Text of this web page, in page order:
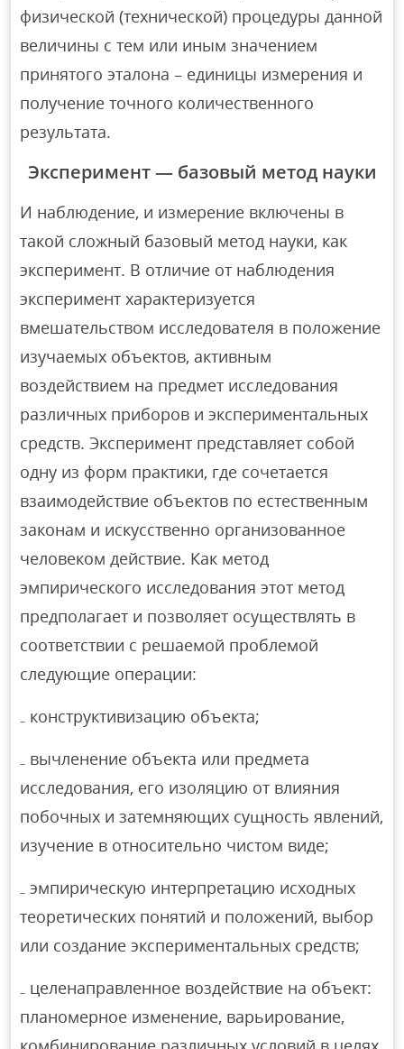
физической (технической) процедуры данной
величины с тем или иным значением
принятого эталона – единицы измерения и
получение точного количественного
результата.
Эксперимент — базовый метод науки
И наблюдение, и измерение включены в
такой сложный базовый метод науки, как
эксперимент. В отличие от наблюдения
эксперимент характеризуется
вмешательством исследователя в положение
изучаемых объектов, активным
воздействием на предмет исследования
различных приборов и экспериментальных
средств. Эксперимент представляет собой
одну из форм практики, где сочетается
взаимодействие объектов по естественным
законам и искусственно организованное
человеком действие. Как метод
эмпирического исследования этот метод
предполагает и позволяет осуществлять в
соответствии с решаемой проблемой
следующие операции:
₋ конструктивизацию объекта;
₋ вычленение объекта или предмета
исследования, его изоляцию от влияния
побочных и затемняющих сущность явлений,
изучение в относительно чистом виде;
₋ эмпирическую интерпретацию исходных
теоретических понятий и положений, выбор
или создание экспериментальных средств;
₋ целенаправленное воздействие на объект:
планомерное изменение, варьирование,